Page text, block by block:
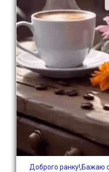
Доброго ранку!,Бажаю